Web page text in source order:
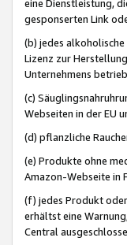
eine Dienstleistung,
gesponserten Link
(b) jedes
Lizenz zur
Unternehmens
(c)
Webseiten in der EU
(d) pflanzliche
(e) Produkte ohne
Amazon-Webseite in
(f) jedes Produkt
erhältst eine
Central